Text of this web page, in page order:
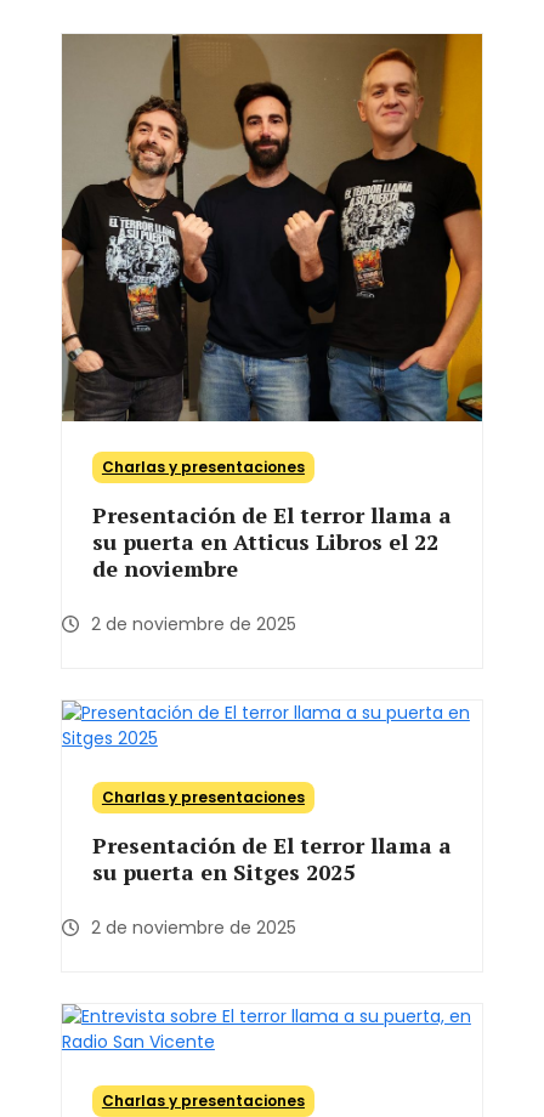
Charlas y presentaciones
Presentación de El terror llama a
su puerta en Atticus Libros el 22
de noviembre
2 de noviembre de 2025
Charlas y presentaciones
Presentación de El terror llama a
su puerta en Sitges 2025
2 de noviembre de 2025
Charlas y presentaciones